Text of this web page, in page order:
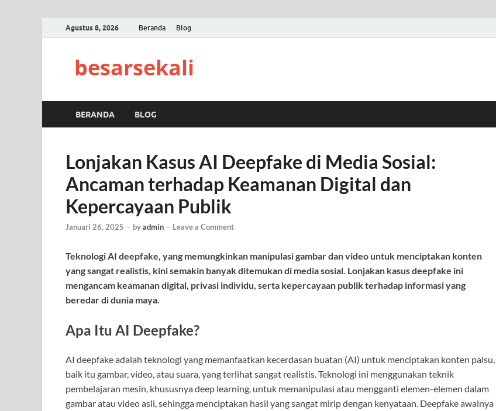
Agustus 8, 2026 Beranda Blog
besarsekali
BERANDA BLOG
Lonjakan Kasus AI Deepfake di Media Sosial:
Ancaman terhadap Keamanan Digital dan
Kepercayaan Publik
Januari 26, 2025 - byadmin - Leave a Comment
Teknologi AI deepfake, yang memungkinkan manipulasi gambar dan video untuk menciptakan konten
yang sangat realistis, kini semakin banyak ditemukan di media sosial. Lonjakan kasus deepfake ini
mengancam keamanan digital, privasi individu, serta kepercayaan publik terhadap informasi yang
beredar di dunia maya.
Apa Itu AI Deepfake?
AI deepfake adalah teknologi yang memanfaatkan kecerdasan buatan (AI) untuk menciptakan konten palsu,
baik itu gambar, video, atau suara, yang terlihat sangat realistis. Teknologi ini menggunakan teknik
pembelajaran mesin, khususnya deep learning, untuk memanipulasi atau mengganti elemen-elemen dalam
gambar atau video asli, sehingga menciptakan hasil yang sangat mirip dengan kenyataan. Deepfake awalnya